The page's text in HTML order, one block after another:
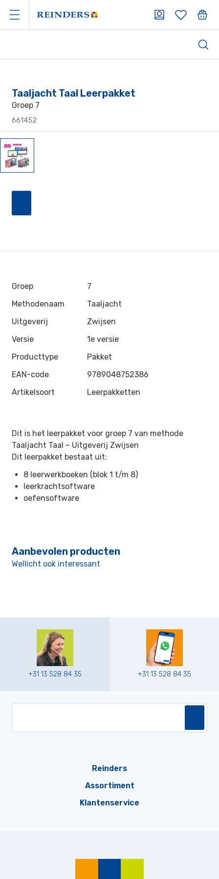
Taaljacht Taal Leerpakket
Groep 7
661452
Groep
7
Methodenaam
Taaljacht
Uitgeverij
Zwijsen
Versie
1e versie
Producttype
Pakket
EAN-code
9789048752386
Artikelsoort
Leerpakketten
Dit is het leerpakket voor groep 7 van methode
Taaljacht Taal – Uitgeverij Zwijsen
Dit leerpakket bestaat uit:
8 leerwerkboeken (blok 1 t/m 8)
leerkrachtsoftware
oefensoftware
Aanbevolen producten
Wellicht ook interessant
+31 13 528 84 35 +31 13 528 84 35
Reinders
Assortiment
Klantenservice